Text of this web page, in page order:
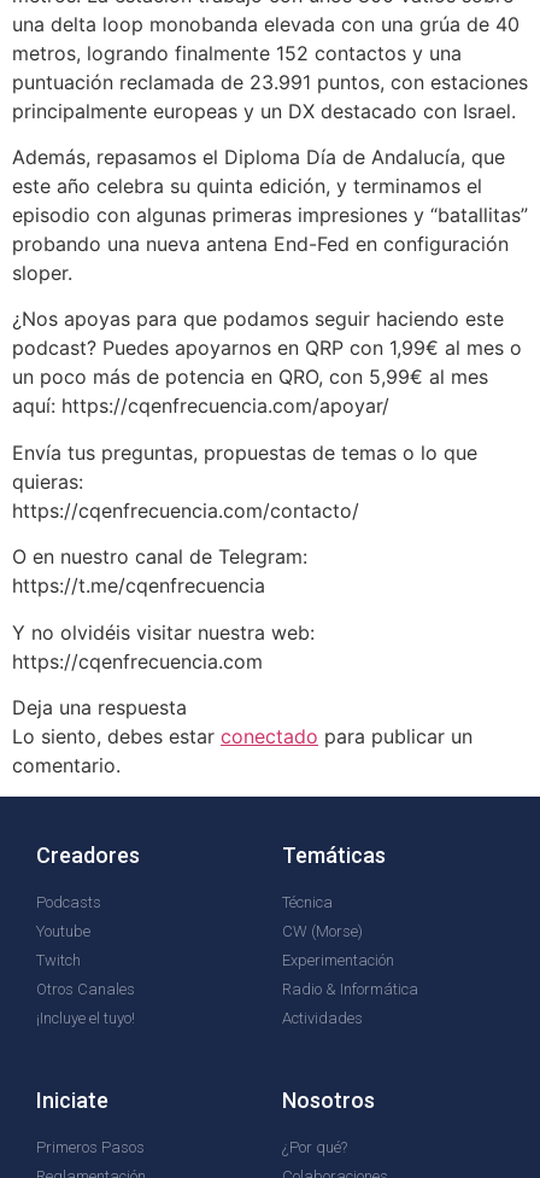
una delta loop monobanda elevada con una grúa de 40
metros, logrando finalmente 152 contactos y una
puntuación reclamada de 23.991 puntos, con estaciones
principalmente europeas y un DX destacado con Israel.
Además, repasamos el Diploma Día de Andalucía, que
este año celebra su quinta edición, y terminamos el
episodio con algunas primeras impresiones y “batallitas”
probando una nueva antena End-Fed en configuración
sloper.
¿Nos apoyas para que podamos seguir haciendo este
podcast? Puedes apoyarnos en QRP con 1,99€ al mes o
un poco más de potencia en QRO, con 5,99€ al mes
aquí: https://cqenfrecuencia.com/apoyar/
Envía tus preguntas, propuestas de temas o lo que
quieras:
https://cqenfrecuencia.com/contacto/
O en nuestro canal de Telegram:
https://t.me/cqenfrecuencia
Y no olvidéis visitar nuestra web:
https://cqenfrecuencia.com
Deja una respuesta
Lo siento, debes estar conectado para publicar un
comentario.
Creadores
Podcasts
Youtube
Twitch
Otros Canales
¡Incluye el tuyo!
Temáticas
Técnica
CW (Morse)
Experimentación
Radio & Informática
Actividades
Iniciate
Primeros Pasos
Nosotros
¿Por qué?